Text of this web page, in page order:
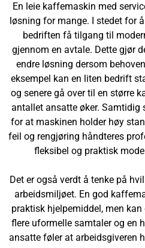
En leie kaffemaskin med
løsning for mange. I stedet for
bedriften få tilgang til
gjennom en avtale. Dette gjør
endre løsning dersom
eksempel kan en liten bedrift
og senere gå over til en større
antallet ansatte øker. Samtidig
for at maskinen holder høy
feil og rengjøring håndteres
fleksibel og praktisk
Det er også verdt å tenke på
arbeidsmiljøet. En god
praktisk hjelpemiddel, men
flere uformelle samtaler og en
ansatte føler at arbeidsgiveren